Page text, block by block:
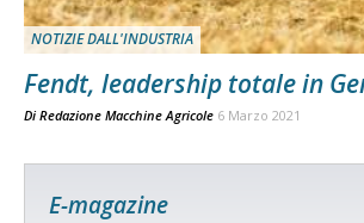
NOTIZIE DALL'INDUSTRIA
Fendt, leadership totale in
Di Redazione Macchine Agricole 6 Marzo 2021
E-magazine